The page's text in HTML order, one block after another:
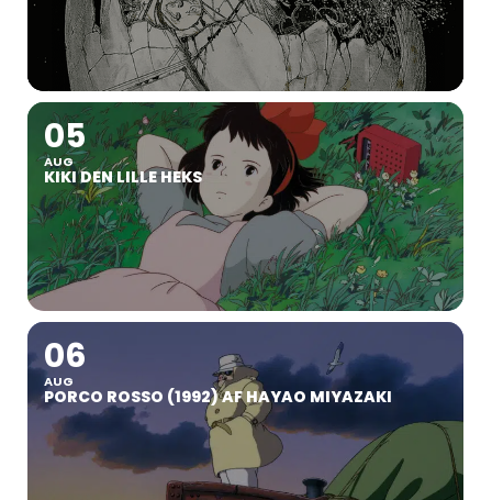
05
AUG
KIKI DEN LILLE HEKS
06
AUG
PORCO ROSSO (1992) AF HAYAO MIYAZAKI